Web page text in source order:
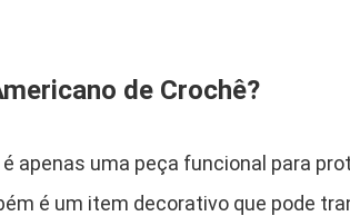
de Crochê?
apenas uma peça funcional para
é um item decorativo que pode